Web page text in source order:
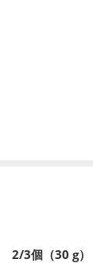
2/3個（30 g）